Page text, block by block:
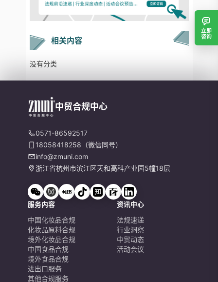
相关内容
没有分类
立即
咨询
中贸合规中心
0571-86592517
18058418258（微信同号）
info@zmuni.com
浙江省杭州市滨江区天和高科产业园5幢18层
服务内容
中国化妆品合规
化妆品原料合规
境外化妆品合规
中国食品合规
境外食品合规
进出口服务
其他合规服务
资讯中心
法规速递
行业洞察
中贸动态
活动会议